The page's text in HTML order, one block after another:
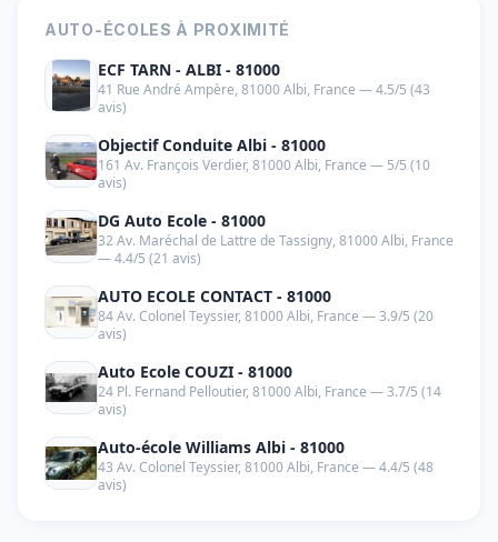
AUTO-ÉCOLES À PROXIMITÉ
ECF TARN - ALBI - 81000
41 Rue André Ampère, 81000 Albi, France — 4.5/5 (43
avis)
Objectif Conduite Albi - 81000
161 Av. François Verdier, 81000 Albi, France — 5/5 (10
avis)
DG Auto Ecole - 81000
32 Av. Maréchal de Lattre de Tassigny, 81000 Albi, France
— 4.4/5 (21 avis)
AUTO ECOLE CONTACT - 81000
84 Av. Colonel Teyssier, 81000 Albi, France — 3.9/5 (20
avis)
Auto Ecole COUZI - 81000
24 Pl. Fernand Pelloutier, 81000 Albi, France — 3.7/5 (14
avis)
Auto-école Williams Albi - 81000
43 Av. Colonel Teyssier, 81000 Albi, France — 4.4/5 (48
avis)